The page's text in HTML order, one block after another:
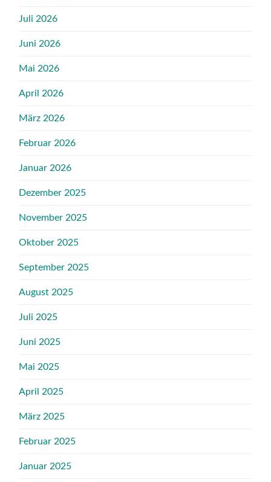
Juli 2026
Juni 2026
Mai 2026
April 2026
März 2026
Februar 2026
Januar 2026
Dezember 2025
November 2025
Oktober 2025
September 2025
August 2025
Juli 2025
Juni 2025
Mai 2025
April 2025
März 2025
Februar 2025
Januar 2025